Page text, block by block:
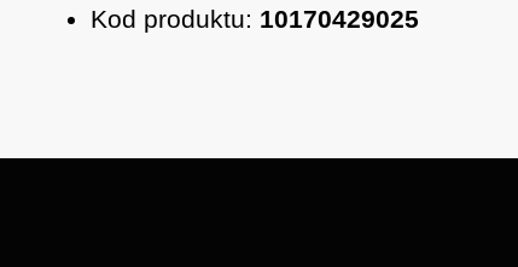
Kod produktu: 10170429025